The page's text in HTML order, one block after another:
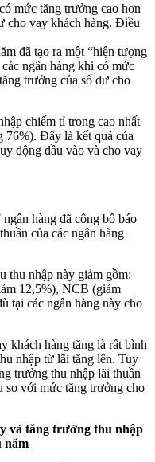
mức tăng trưởng cao hơn
cho vay khách hàng. Điều
đã tạo ra một “hiện tượng
ngân hàng khi có mức
trưởng của số dư cho
chiếm tỉ trong cao nhất
76%). Đây là kết quả của
động đầu vào và cho vay
hàng đã công bố báo
của các ngân hàng
thu nhập này giảm gồm:
12,5%), NCB (giảm
tại các ngân hàng này cho
khách hàng tăng là rất bình
nhập từ lãi tăng lên. Tuy
trưởng thu nhập lãi thuần
so với mức tăng trưởng cho
và tăng trưởng thu nhập
năm